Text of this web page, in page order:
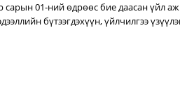
01-ний өдрөөс бие даасан үйл
бүтээгдэхүүн, үйлчилгээ